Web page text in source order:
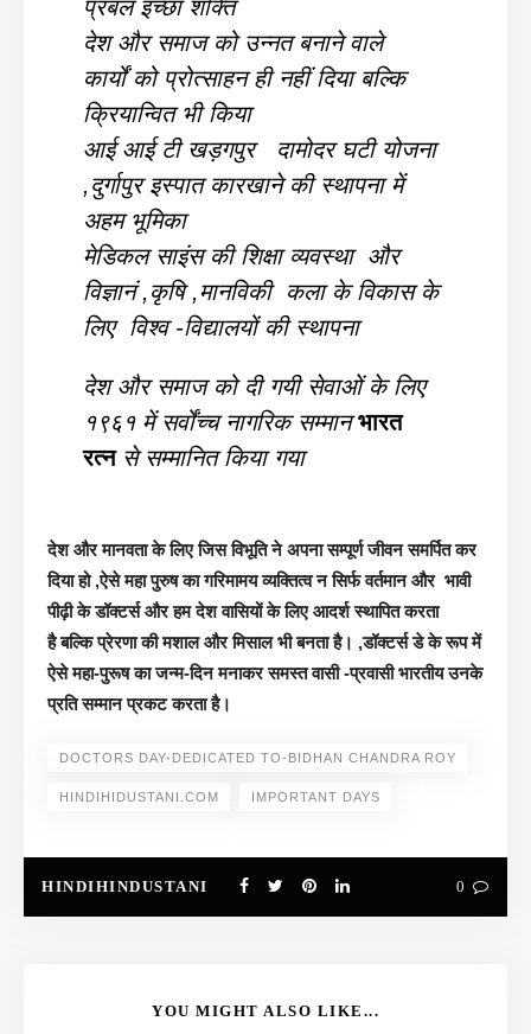
प्रबल इच्छा शक्ति
देश और समाज को उन्नत बनाने वाले
कार्यों को प्रोत्साहन ही नहीं दिया बल्कि
क्रियान्वित भी किया
आई आई टी खड़गपुर दामोदर घटी योजना
,दुर्गापुर इस्पात कारखाने की स्थापना में
अहम भूमिका
मेडिकल साइंस की शिक्षा व्यवस्था और
विज्ञानं ,कृषि ,मानविकी कला के विकास के
लिए विश्व -विद्यालयों की स्थापना
देश और समाज को दी गयी सेवाओं के लिए
१९६१ में सर्वोंच्च नागरिक सम्मानभारत
रत्नसे सम्मानित किया गया
देश और मानवता के लिए जिस विभूति ने अपना सम्पूर्ण जीवन समर्पित कर
दिया हो ,ऐसे महा पुरुष का गरिमामय व्यक्तित्व न सिर्फ वर्तमान और भावी
पीढ़ी के डॉक्टर्स और हम देश वासियों के लिए आदर्श स्थापित करता
है बल्कि प्रेरणा की मशाल और मिसाल भी बनता है। ,डॉक्टर्स डे के रूप में
ऐसे महा-पुरूष का जन्म-दिन मनाकर समस्त वासी -प्रवासी भारतीय उनके
प्रति सम्मान प्रकट करता है।
DOCTORS DAY-DEDICATED TO-BIDHAN CHANDRA ROY
HINDIHIDUSTANI.COM IMPORTANT DAYS
HINDIHINDUSTANI 0
YOU MIGHT ALSO LIKE...